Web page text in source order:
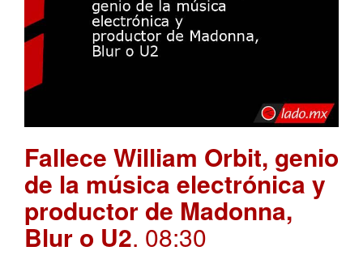
Fallece William Orbit, genio
de la música electrónica y
productor de Madonna,
Blur o U2. 08:30